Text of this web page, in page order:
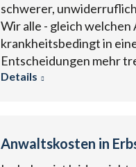
schwerer,
Wir alle - gleich
krankheitsbedingt in
Entscheidungen mehr
Details
Anwaltskosten in